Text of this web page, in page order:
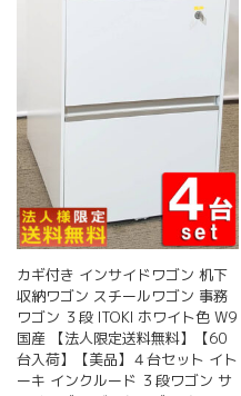
カギ付き インサイドワゴン 机下
収納ワゴン スチールワゴン 事務
ワゴン ３段 ITOKI ホワイト色 W9
国産 【法人限定送料無料】【60
台入荷】【美品】４台セット イト
ーキ インクルード ３段ワゴン サ